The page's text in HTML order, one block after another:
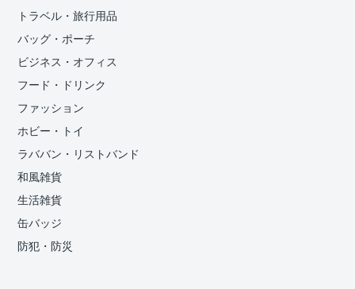
トラベル・旅行用品
バッグ・ポーチ
ビジネス・オフィス
フード・ドリンク
ファッション
ホビー・トイ
ラババン・リストバンド
和風雑貨
生活雑貨
缶バッジ
防犯・防災